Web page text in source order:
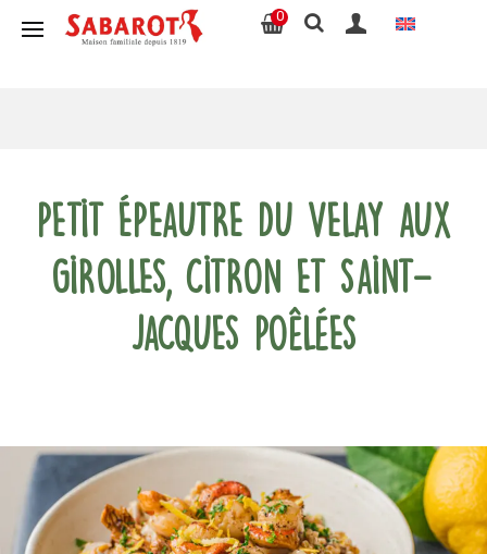
0
Petit Épeautre du Velay aux
girolles, citron et Saint-
Jacques poêlées